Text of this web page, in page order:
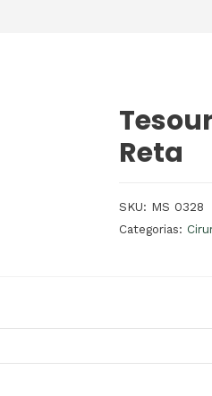
Reta
SKU: MS 0328
Categorias: